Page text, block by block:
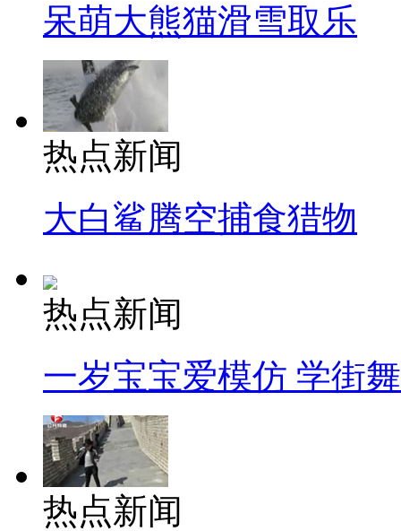
呆萌大熊猫滑雪取乐
热点新闻
大白鲨腾空捕食猎物
热点新闻
一岁宝宝爱模仿 学街
热点新闻